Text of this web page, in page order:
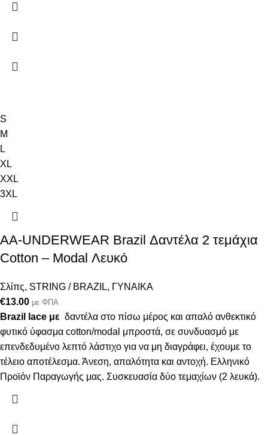
S
M
L
XL
XXL
3XL
AA-UNDERWEAR Brazil Δαντέλα 2 τεμάχια
Cotton – Modal Λευκό
Σλίπς, STRING / BRAZIL, ΓΥΝΑΙΚΑ
€13.00 με ΦΠΑ
Brazil lace με δαντέλα στο πίσω μέρος και απαλό ανθεκτικό
φυτικό ύφασμα cotton/modal μπροστά, σε συνδυασμό με
επενδεδυμένο λεπτό λάστιχο για να μη διαγράφει, έχουμε το
τέλειο αποτέλεσμα. Άνεση, απαλότητα και αντοχή. Ελληνικό
Προϊόν Παραγωγής μας. Συσκευασία δύο τεμαχίων (2 λευκά).